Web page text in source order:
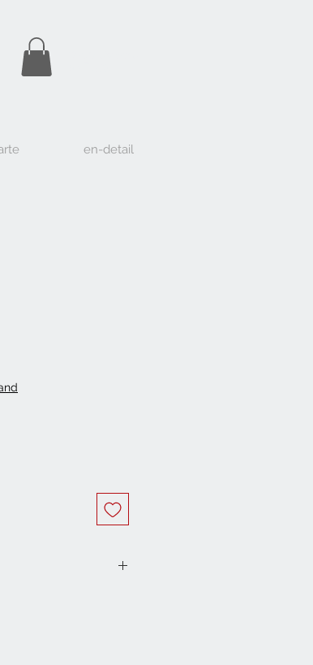
en-detail